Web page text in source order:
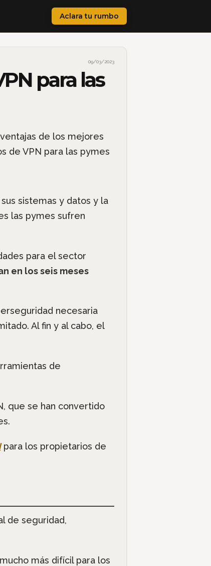
Aclara tu rumbo
09/03/2023
para las
sistemas y datos y la
las pymes sufren
para el sector
en los seis meses
necesaria
Al fin y al cabo, el
de
que se han convertido
para los propietarios de
de seguridad,
más difícil para los